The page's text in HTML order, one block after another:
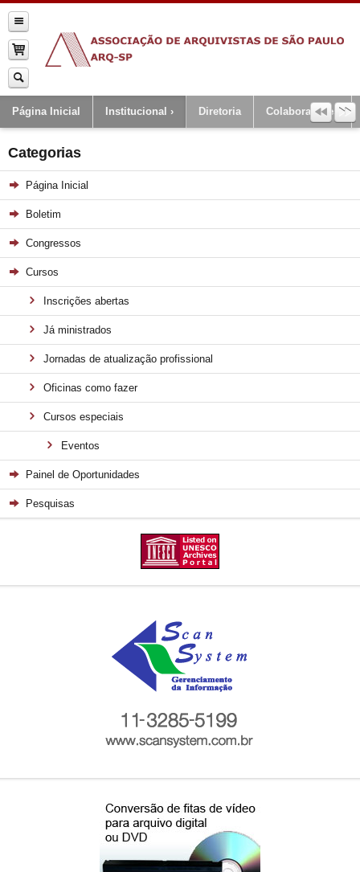
Página Inicial Institucional Diretoria Colaboradores
Categorias
Página Inicial
Boletim
Congressos
Cursos
Inscrições abertas
Já ministrados
Jornadas de atualização profissional
Oficinas como fazer
Cursos especiais
Eventos
Painel de Oportunidades
Pesquisas